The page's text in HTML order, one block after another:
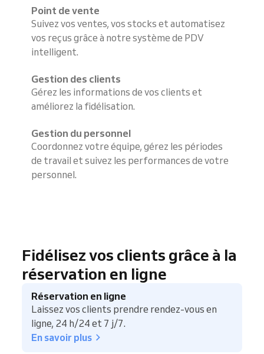
Point de vente
Suivez vos ventes, vos stocks et automatisez
vos reçus grâce à notre système de PDV
intelligent.
Gestion des clients
Gérez les informations de vos clients et
améliorez la fidélisation.
Gestion du personnel
Coordonnez votre équipe, gérez les périodes
de travail et suivez les performances de votre
personnel.
Fidélisez vos clients grâce à la
réservation en ligne
Réservation en ligne
Laissez vos clients prendre rendez-vous en
ligne, 24 h/24 et 7 j/7.
En savoir plus